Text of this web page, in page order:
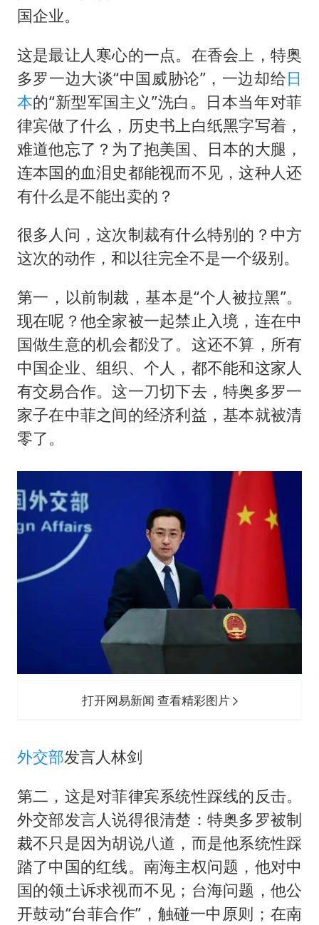
国企业。
这是最让人寒心的一点。在香会上，特奥
多罗一边大谈“中国威胁论”，一边却给日
本的“新型军国主义”洗白。日本当年对菲
律宾做了什么，历史书上白纸黑字写着，
难道他忘了？为了抱美国、日本的大腿，
连本国的血泪史都能视而不见，这种人还
有什么是不能出卖的？
很多人问，这次制裁有什么特别的？中方
这次的动作，和以往完全不是一个级别。
第一，以前制裁，基本是“个人被拉黑”。
现在呢？他全家被一起禁止入境，连在中
国做生意的机会都没了。这还不算，所有
中国企业、组织、个人，都不能和这家人
有交易合作。这一刀切下去，特奥多罗一
家子在中菲之间的经济利益，基本就被清
零了。
打开网易新闻 查看精彩图片
外交部发言人林剑
第二，这是对菲律宾系统性踩线的反击。
外交部发言人说得很清楚：特奥多罗被制
裁不只是因为胡说八道，而是他系统性踩
踏了中国的红线。南海主权问题，他对中
国的领土诉求视而不见；台海问题，他公
开鼓动“台菲合作”，触碰一中原则；在南